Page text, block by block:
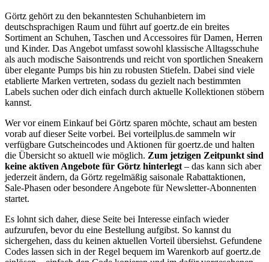
Görtz gehört zu den bekanntesten Schuhanbietern im
deutschsprachigen Raum und führt auf goertz.de ein breites
Sortiment an Schuhen, Taschen und Accessoires für Damen, Herren
und Kinder. Das Angebot umfasst sowohl klassische Alltagsschuhe
als auch modische Saisontrends und reicht von sportlichen Sneakern
über elegante Pumps bis hin zu robusten Stiefeln. Dabei sind viele
etablierte Marken vertreten, sodass du gezielt nach bestimmten
Labels suchen oder dich einfach durch aktuelle Kollektionen stöbern
kannst.
Wer vor einem Einkauf bei Görtz sparen möchte, schaut am besten
vorab auf dieser Seite vorbei. Bei vorteilplus.de sammeln wir
verfügbare Gutscheincodes und Aktionen für goertz.de und halten
die Übersicht so aktuell wie möglich. Zum jetzigen Zeitpunkt sind
keine aktiven Angebote für Görtz hinterlegt – das kann sich aber
jederzeit ändern, da Görtz regelmäßig saisonale Rabattaktionen,
Sale-Phasen oder besondere Angebote für Newsletter-Abonnenten
startet.
Es lohnt sich daher, diese Seite bei Interesse einfach wieder
aufzurufen, bevor du eine Bestellung aufgibst. So kannst du
sichergehen, dass du keinen aktuellen Vorteil übersiehst. Gefundene
Codes lassen sich in der Regel bequem im Warenkorb auf goertz.de